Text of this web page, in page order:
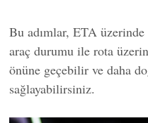
Bu adımlar, ETA
araç durumu ile rota
önüne geçebilir ve daha
sağlayabilirsiniz.